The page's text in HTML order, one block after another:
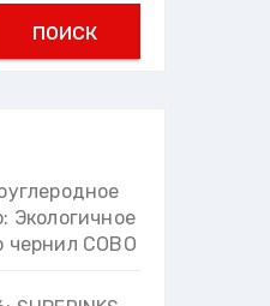
поиск
Экологичное
COBO